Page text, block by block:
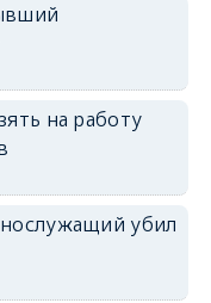
на работу
убил